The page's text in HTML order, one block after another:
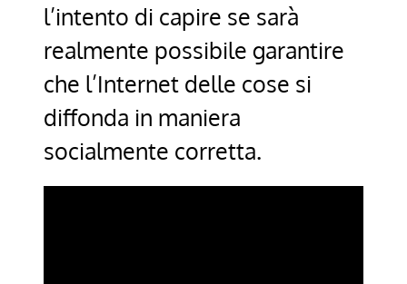
l’intento di capire se sarà
realmente possibile garantire
che l’Internet delle cose si
diffonda in maniera
socialmente corretta.